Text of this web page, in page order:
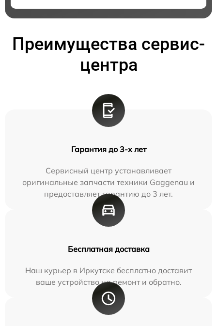
Преимущества сервис-
центра
Гарантия до 3-х лет
Сервисный центр устанавливает
оригинальные запчасти техники Gaggenau и
предоставляет гарантию до 3 лет.
Бесплатная доставка
Наш курьер в Иркутске бесплатно доставит
ваше устройство на ремонт и обратно.